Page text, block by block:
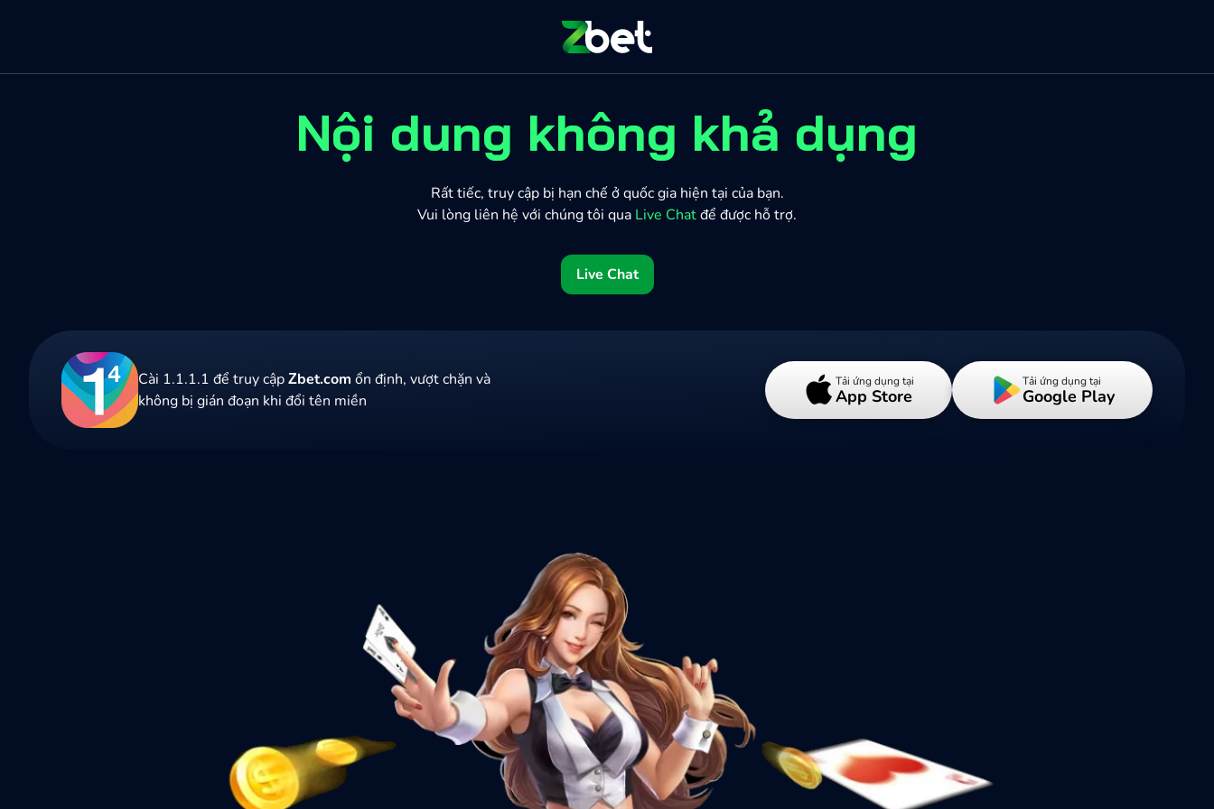
Nội dung không khả dụng
Rất tiếc, truy cập bị hạn chế ở quốc gia hiện tại của bạn.
Vui lòng liên hệ với chúng tôi qua Live Chatđể được hỗ trợ.
Live Chat
Cài 1.1.1.1 để truy cậpZbet.com ổn định, vượt chặn và
không bị gián đoạn khi đổi tên miền
Tải ứng dụng tại
App Store
Tải ứng dụng tại
Google Play